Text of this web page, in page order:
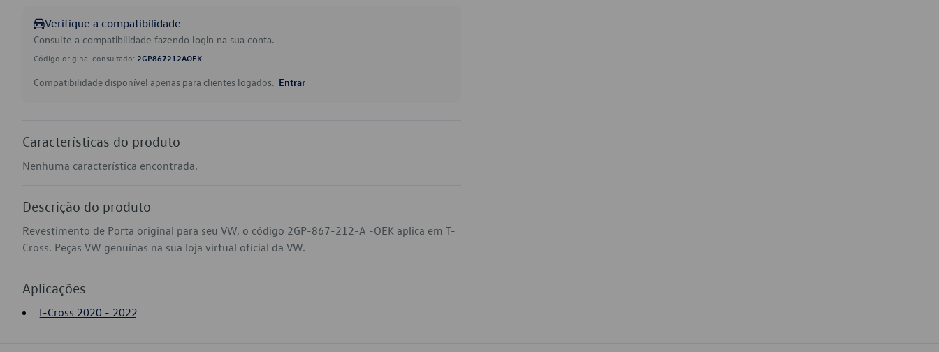
Verifique a compatibilidade
Consulte a compatibilidade fazendo login na sua conta.
Código original consultado: 2GP867212AOEK
Compatibilidade disponível apenas para clientes logados. Entrar
Características do produto
Nenhuma característica encontrada.
Descrição do produto
Revestimento de Porta original para seu VW, o código 2GP-867-212-A -OEK aplica em T-
Cross. Peças VW genuínas na sua loja virtual oficial da VW.
Aplicações
T-Cross 2020 - 2022